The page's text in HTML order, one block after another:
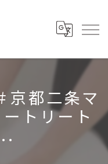
京都二条マ
トリート